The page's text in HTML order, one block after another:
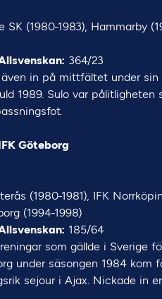
SK (1980-1983), Hammarby
364/23
in på mittfältet under sin
1989. Sulo var
Göteborg
(1980-1981), IFK
(1994-1998)
185/64
som gällde i Sverige
under säsongen 1984 kom
sejour i Ajax. Nickade in